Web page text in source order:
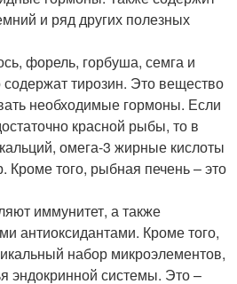
и ряд других полезных
форель, горбуша, семга и
тирозин. Это вещество
необходимые гормоны. Если
красной рыбы, то в
омега-3 жирные кислоты
того, рыбная печень – это
иммунитет, а также
антиоксидантами. Кроме того,
набор микроэлементов,
эндокринной системы. Это –